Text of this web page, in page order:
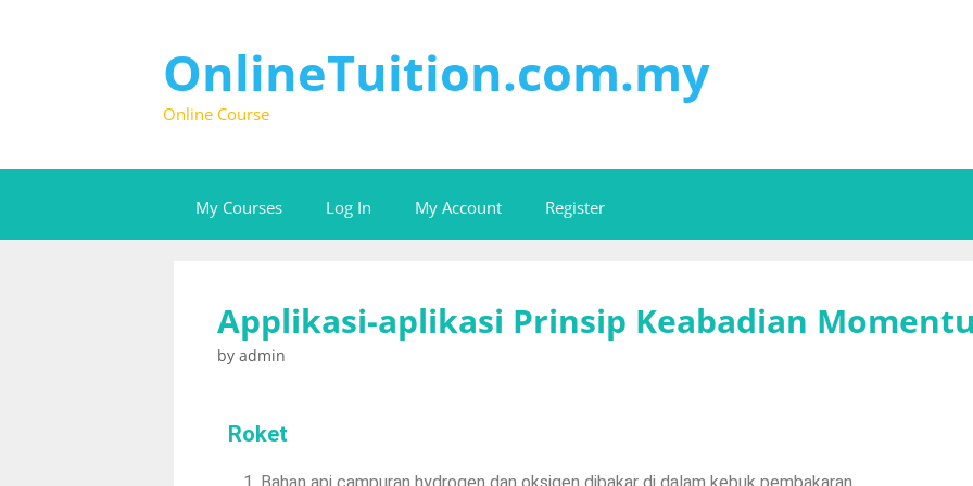
OnlineTuition.com.my
Online Course
My Courses Log In My Account Register
Applikasi-aplikasi Prinsip Keabadian
by admin
Roket